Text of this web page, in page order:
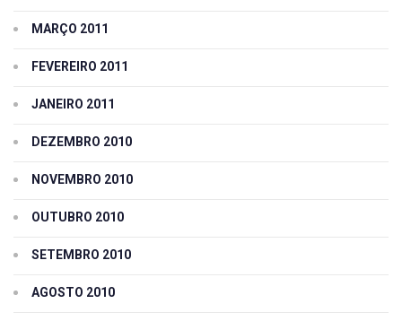
MARÇO 2011
FEVEREIRO 2011
JANEIRO 2011
DEZEMBRO 2010
NOVEMBRO 2010
OUTUBRO 2010
SETEMBRO 2010
AGOSTO 2010